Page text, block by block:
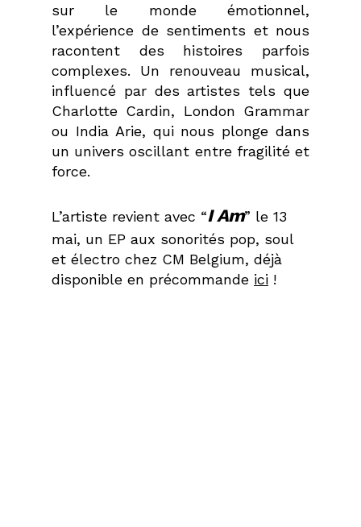
sur le monde émotionnel,
l’expérience de sentiments et nous
racontent des histoires parfois
complexes. Un renouveau musical,
influencé par des artistes tels que
Charlotte Cardin, London Grammar
ou India Arie, qui nous plonge dans
un univers oscillant entre fragilité et
force.
L’artiste revient avec “I Am” le 13
mai, un EP aux sonorités pop, soul
et électro chez CM Belgium, déjà
disponible en précommande ici !